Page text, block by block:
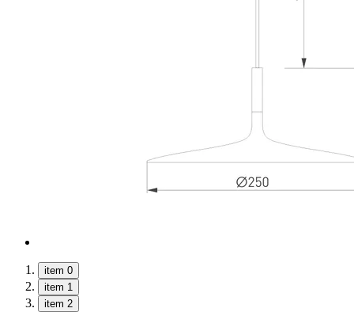
item 0
item 1
item 2